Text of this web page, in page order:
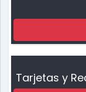
Tarjetas y